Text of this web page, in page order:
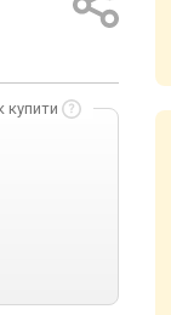
купити